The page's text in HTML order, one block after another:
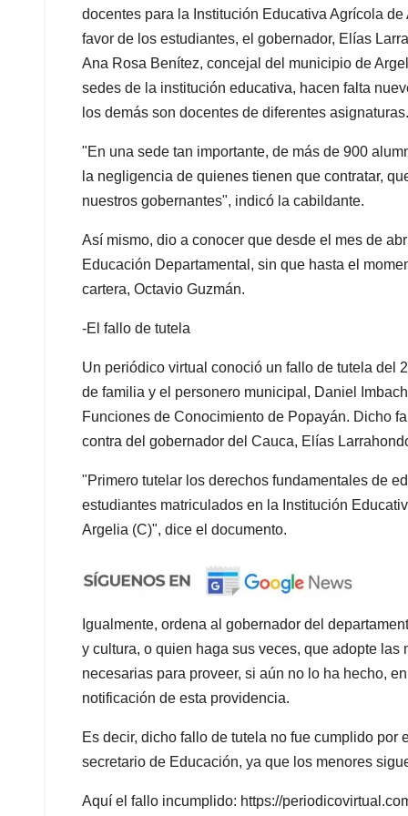
docentes para la Institución Educativa Agrícola
favor de los estudiantes, el gobernador, Elías
Ana Rosa Benítez, concejal del municipio de
sedes de la institución educativa, hacen falta
los demás son docentes de diferentes asignaturas.
"En una sede tan importante, de más de 900
la negligencia de quienes tienen que contratar,
nuestros gobernantes", indicó la cabildante.
Así mismo, dio a conocer que desde el mes de
Educación Departamental, sin que hasta el
cartera, Octavio Guzmán.
-El fallo de tutela
Un periódico virtual conoció un fallo de tutela del
de familia y el personero municipal, Daniel
Funciones de Conocimiento de Popayán. Dicho
contra del gobernador del Cauca, Elías
"Primero tutelar los derechos fundamentales de
estudiantes matriculados en la Institución
Argelia (C)", dice el documento.
Igualmente, ordena al gobernador del
y cultura, o quien haga sus veces, que adopte
necesarias para proveer, si aún no lo ha hecho,
notificación de esta providencia.
Es decir, dicho fallo de tutela no fue cumplido
secretario de Educación, ya que los menores
Aquí el fallo incumplido: https://